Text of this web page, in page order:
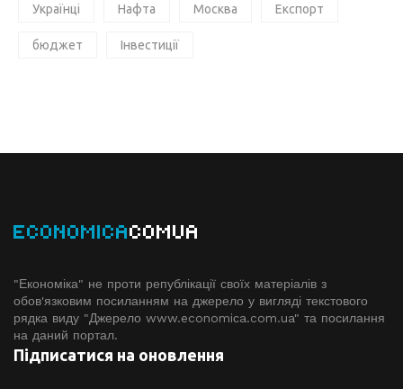
Українці Нафта Москва Експорт
бюджет Інвестиції
ECONOMICACOMUA
"Економіка" не проти републікації своїх матеріалів з
обов'язковим посиланням на джерело у вигляді текстового
рядка виду "Джерело www.economiсa.com.ua" та посилання
на даний портал.
Підписатися на оновлення